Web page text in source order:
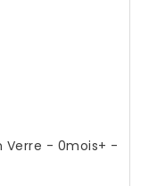
Verre - 0mois+ -